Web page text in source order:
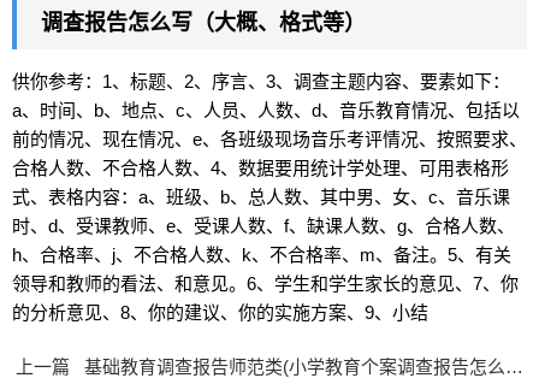
调查报告怎么写（大概、格式等）
供你参考：1、标题、2、序言、3、调查主题内容、要素如下：
a、时间、b、地点、c、人员、人数、d、 音乐教育情况、包括以
前的情况、现在情况、e、各班级现场音乐考评情况、按照要求、
合格人数、不合格人数、4、数据要用统计学处理、可用表格形
式、表格内容：a、班级、b、总人数、其中男、女、c、 音乐课
时、d、受课教师、e、受课人数、f、缺课人数、g、合格人数、
h、合格率、j、不合格人数、k、不合格率、m、备注。5、有关
领导和教师的看法、和意见。6、学生和学生家长的意见、7、你
的分析意见、8、你的建议、你的实施方案、9、小结
上一篇 基础教育调查报告师范类(小学教育个案调查报告怎么写啊)教育资讯网-教育行业资讯百科大全